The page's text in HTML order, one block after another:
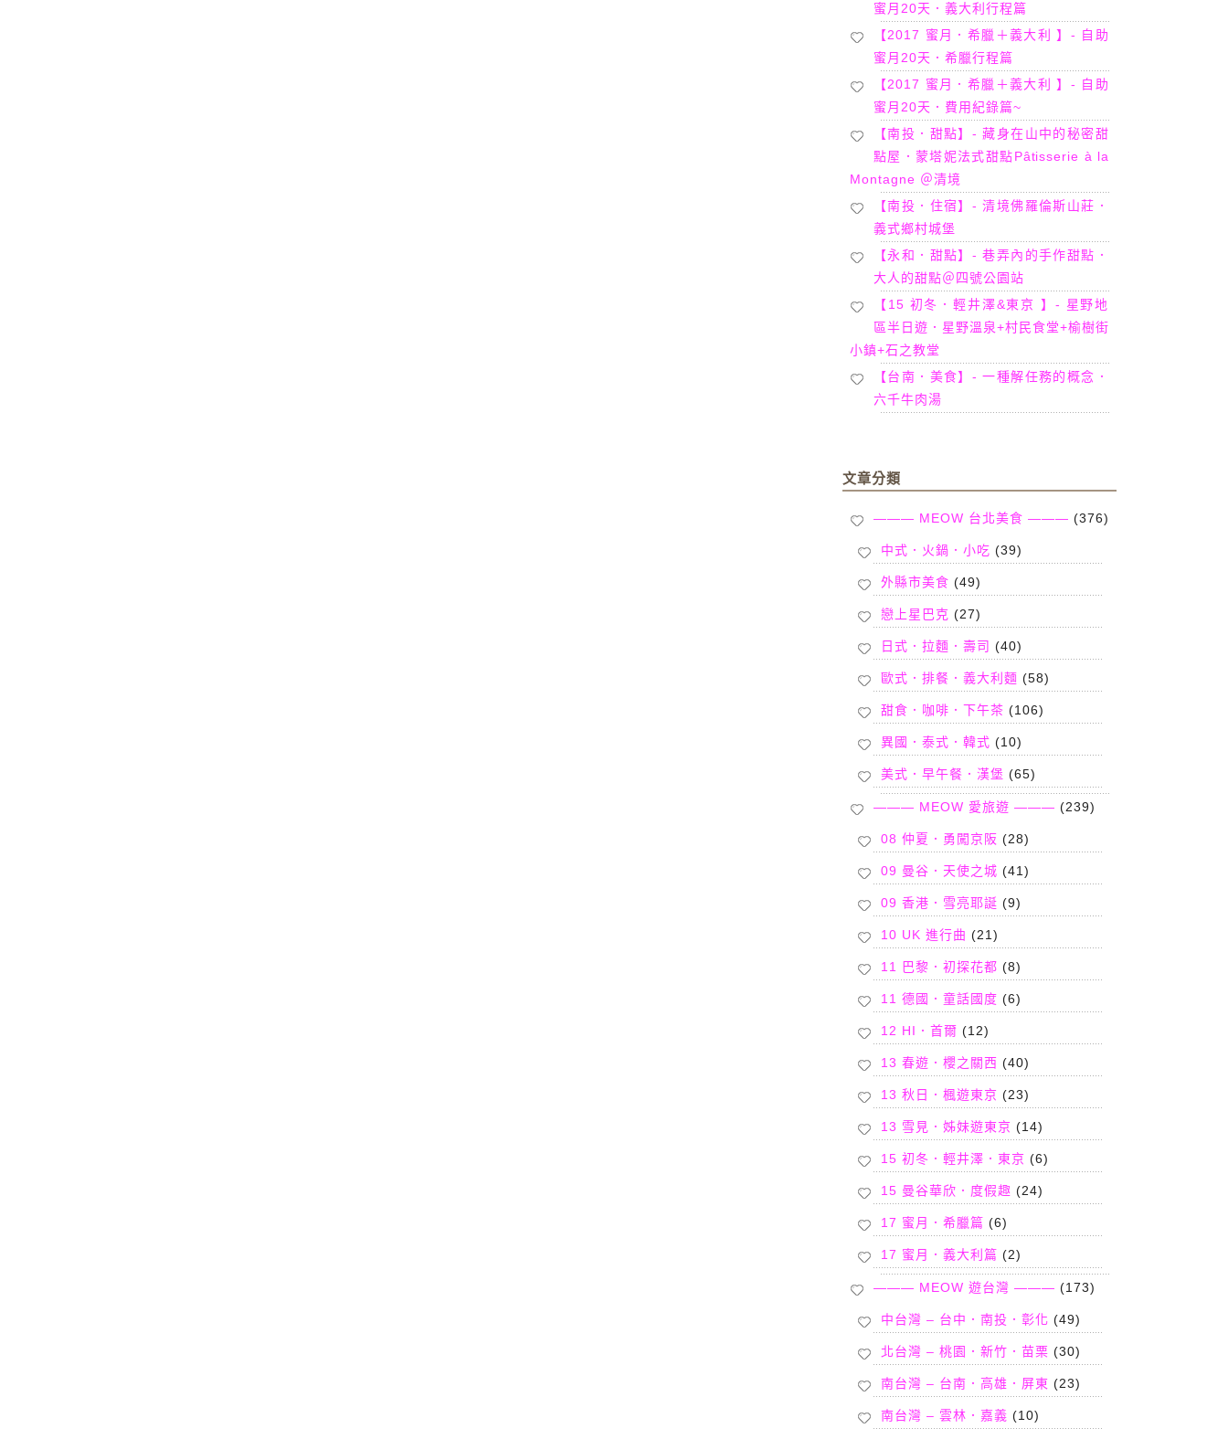
蜜月20天．義大利行程篇
【2017 蜜月．希臘＋義大利 】- 自助
蜜月20天．希臘行程篇
【2017 蜜月．希臘＋義大利 】- 自助
蜜月20天．費用紀錄篇~
【南投．甜點】- 藏身在山中的秘密甜
點屋．蒙塔妮法式甜點Pâtisserie à la
Montagne ＠清境
【南投．住宿】- 清境佛羅倫斯山莊．
義式鄉村城堡
【永和．甜點】- 巷弄內的手作甜點．
大人的甜點＠四號公園站
【15 初冬．輕井澤&東京 】- 星野地
區半日遊．星野溫泉+村民食堂+榆樹街
小鎮+石之教堂
【台南．美食】- 一種解任務的概念．
六千牛肉湯
文章分類
——— MEOW 台北美食 ——— (376)
中式．火鍋．小吃 (39)
外縣市美食 (49)
戀上星巴克 (27)
日式．拉麵．壽司 (40)
歐式．排餐．義大利麵 (58)
甜食．咖啡．下午茶 (106)
異國．泰式．韓式 (10)
美式．早午餐．漢堡 (65)
——— MEOW 愛旅遊 ——— (239)
08 仲夏．勇闖京阪 (28)
09 曼谷．天使之城 (41)
09 香港．雪亮耶誕 (9)
10 UK 進行曲 (21)
11 巴黎．初探花都 (8)
11 德國．童話國度 (6)
12 HI．首爾 (12)
13 春遊．櫻之關西 (40)
13 秋日．楓遊東京 (23)
13 雪見．姊妹遊東京 (14)
15 初冬．輕井澤．東京 (6)
15 曼谷華欣．度假趣 (24)
17 蜜月．希臘篇 (6)
17 蜜月．義大利篇 (2)
——— MEOW 遊台灣 ——— (173)
中台灣 – 台中．南投．彰化 (49)
北台灣 – 桃園．新竹．苗栗 (30)
南台灣 – 台南．高雄．屏東 (23)
南台灣 – 雲林．嘉義 (10)